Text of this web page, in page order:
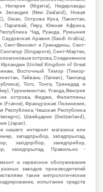
Нигерия (Nigeria), Нидерланды
Зеландия (New Zealand), Новая
Оман, Острова Кука, Пакистан,
Парагвай, Перу, Южная Африка,
Чад, Руанда, Румыния
Аравия (Saudi Arabia),
Сент-Винсент и Гренадины, Сент-
(Singapore), Синт-Мартен,
острова, Соединенное
(United Kingdom of Great
Восточный Тимор (Тимор-
Тайвань (Taiwan), Таиланд
Того, Тонга, Тринидад и
Туркменистан, Уганда, Венгрия
острова, Фиджи, Филиппины
Французская Полинезия,
Республика, Чешская Республика
Швейцария (Switzerland),
(Japan).
нашего интернет магазина или
западпрыбор, западпрылад,
західпрібор, захидприбор,
захидпрылад. Правильно -
и сервисное обслуживание
заводов производителей
такие метрологические
испытание средств